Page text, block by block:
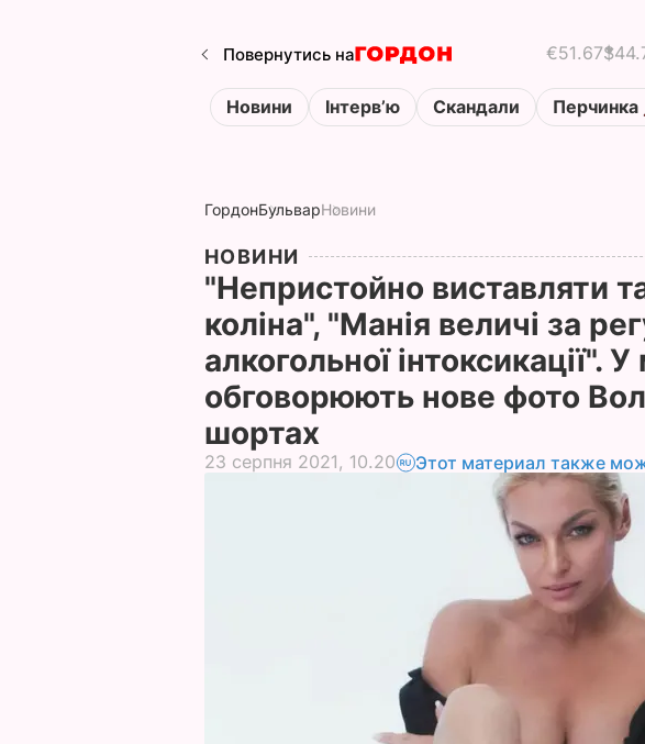
Повернутись на €51.67
Новини Інтервʼю Скандали Перчинка
ГордонБульварНовини
НОВИНИ
"Непристойно виставляти
коліна", "Манія величі за
алкогольної інтоксикації".
обговорюють нове фото
шортах
23 серпня 2021, 10.20 Этот материал также